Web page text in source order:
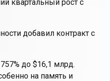
квартальный рост с
добавил контракт с
до $16,1 млрд.
на память и